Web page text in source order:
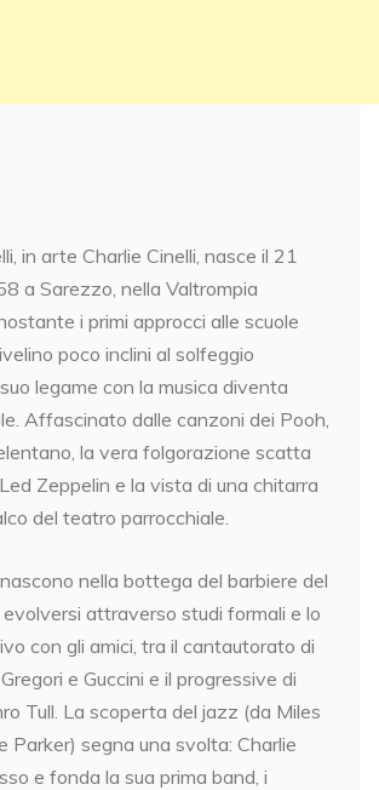
in arte Charlie Cinelli, nasce il 21
a Sarezzo, nella Valtrompia
i primi approcci alle scuole
poco inclini al solfeggio
legame con la musica diventa
Affascinato dalle canzoni dei Pooh,
la vera folgorazione scatta
Zeppelin e la vista di una chitarra
del teatro parrocchiale.
nella bottega del barbiere del
attraverso studi formali e lo
con gli amici, tra il cantautorato di
e Guccini e il progressive di
Tull. La scoperta del jazz (da Miles
Parker) segna una svolta: Charlie
e fonda la sua prima band, i